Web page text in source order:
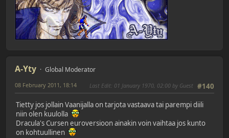
A-Yty Global Moderator
#140
08 February 2011, 18:14 Last Edit: 01 January 1970, 02:00 by Guest
Tietty jos jollain Vaanijalla on tarjota vastaava tai parempi diili
niin olen kuulolla
Dracula's Cursen euroversioon ainakin voin vaihtaa jos kunto
on kohtuullinen